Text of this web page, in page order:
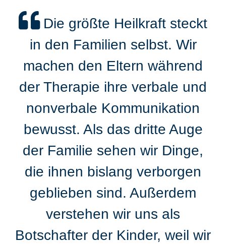
Die größte Heilkraft steckt
in den Familien selbst. Wir
machen den Eltern während
der Therapie ihre verbale und
nonverbale Kommunikation
bewusst. Als das dritte Auge
der Familie sehen wir Dinge,
die ihnen bislang verborgen
geblieben sind. Außerdem
verstehen wir uns als
Botschafter der Kinder, weil wir